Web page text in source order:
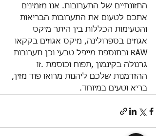
התזונתיים של התערובות. אנו מזמינים
אתכם לטעום את התערובות הבריאות
והטעימות הכללות בין היתר מיקס
אגוזים בספרולינה, מיקס אגוזים בקקאו
RAW ובתוספת מייפל טבעי וכן תערובות
גרנולה בקינמון ,תפוח וכוסמת .זו
ההזדמנות שלכם ליהנות מרואו פוד מזין,
בריא וטעים במיוחד.